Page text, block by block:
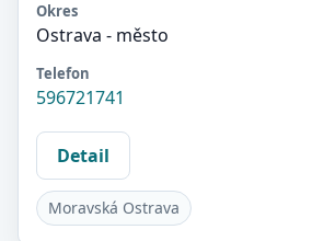
Okres
Ostrava - město
Telefon
596721741
Detail
Moravská Ostrava